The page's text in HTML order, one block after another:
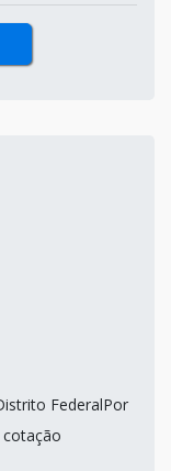
FederalPor